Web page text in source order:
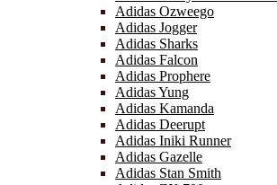
Adidas Ozweego
Adidas Jogger
Adidas Sharks
Adidas Falcon
Adidas Prophere
Adidas Yung
Adidas Kamanda
Adidas Deerupt
Adidas Iniki Runner
Adidas Gazelle
Adidas Stan Smith